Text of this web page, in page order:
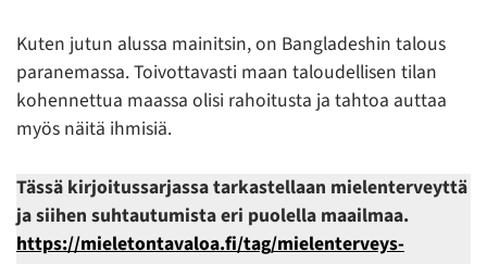
Kuten jutun alussa mainitsin, on Bangladeshin talous
paranemassa. Toivottavasti maan taloudellisen tilan
kohennettua maassa olisi rahoitusta ja tahtoa auttaa
myös näitä ihmisiä.
Tässä kirjoitussarjassa tarkastellaan mielenterveyttä
ja siihen suhtautumista eri puolella maailmaa.
https://mieletontavaloa.fi/tag/mielenterveys-